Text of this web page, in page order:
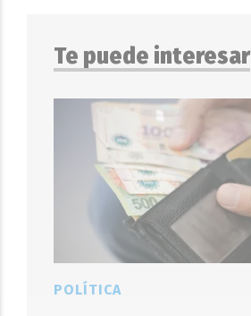
Te puede interesar
POLÍTICA